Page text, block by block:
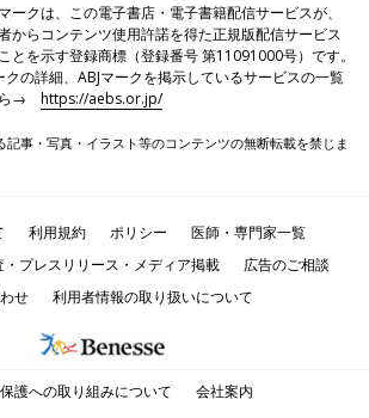
ークは、この電子書店・電子書籍配信サービスが、
からコンテンツ使用許諾を得た正規版配信サービス
とを示す登録商標（登録番号 第11091000号）です。
クの詳細、ABJマークを掲示しているサービスの一覧
ら→https://aebs.or.jp/
記事・写真・イラスト等のコンテンツの無断転載を禁じま
利用規約 ポリシー
医師・専門家一覧
・プレスリリース・メディア掲載
広告のご相談
せ
利用者情報の取り扱いについて
護への取り組みについて 会社案内